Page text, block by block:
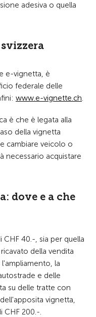
adesiva o quella
e-vignetta, è
federale delle
www.e­-vignette.ch.
è che è legata alla
della vignetta
cambiare veicolo o
necessario acquistare
dove e a che
40.-, sia per quella
della vendita
la
e delle
su delle tratte con
vignetta,
CHF 200.-.